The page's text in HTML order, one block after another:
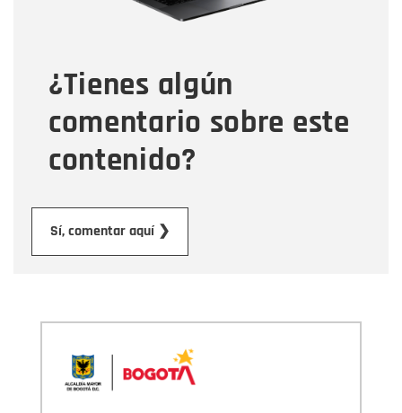
¿Tienes algún
comentario sobre este
contenido?
Sí, comentar aquí ❯
Tipo de comentario
Mensaje